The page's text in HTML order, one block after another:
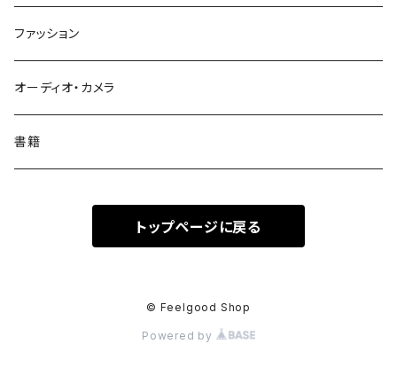
コンビニエンスウォレット
トウメイ
seashoreinc
MYNUS
AAUXX iRing
Maison Kitsune
ファッション
オーディオ・カメラ
書籍
トップページに戻る
© Feelgood Shop
Powered by